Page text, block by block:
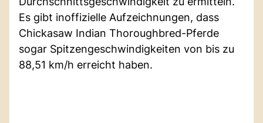
Es gibt inoffizielle Aufzeichnungen, dass
Chickasaw Indian Thoroughbred-Pferde
sogar Spitzengeschwindigkeiten von bis zu
88,51 km/h erreicht haben.